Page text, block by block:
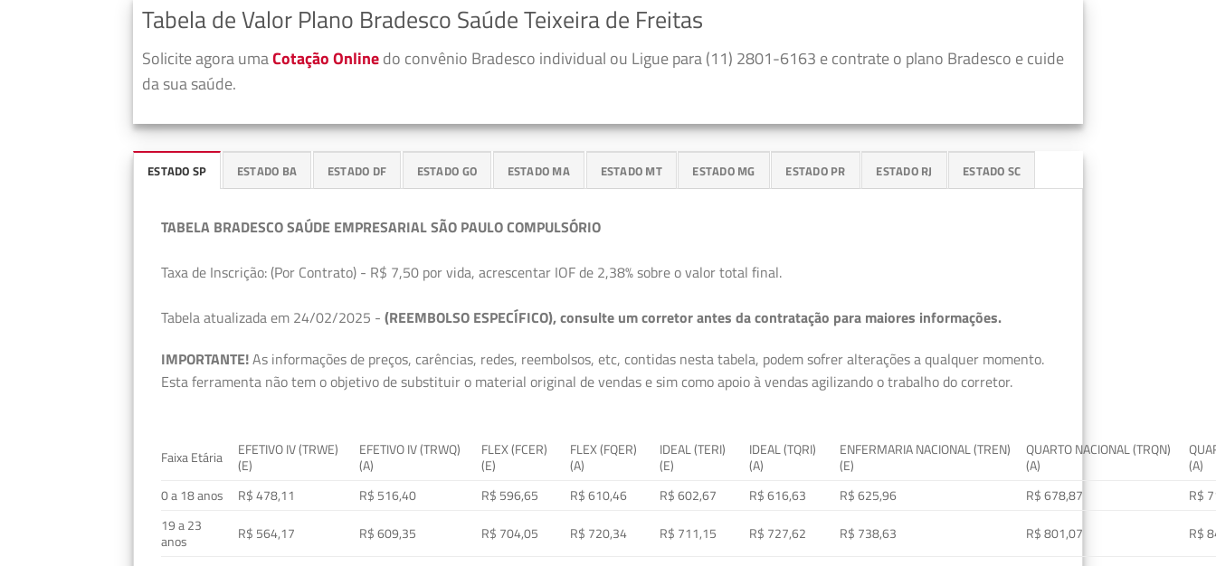
Tabela de Valor Plano Bradesco Saúde Teixeira de Freitas
Solicite agora umaCotação Onlinedo convênio Bradesco individual ou Ligue para (11) 2801-6163 e contrate o plano Bradesco e cuide
da sua saúde.
ESTADO SP ESTADO BA ESTADO DF ESTADO GO ESTADO MA ESTADO MT ESTADO MG ESTADO PR ESTADO RJ ESTADO SC
TABELA BRADESCO SAÚDE EMPRESARIAL SÃO PAULO COMPULSÓRIO
Taxa de Inscrição: (Por Contrato) - R$ 7,50 por vida, acrescentar IOF de 2,38% sobre o valor total final.
Tabela atualizada em 24/02/2025 - (REEMBOLSO ESPECÍFICO), consulte um corretor antes da contratação para maiores informações.
IMPORTANTE!As informações de preços, carências, redes, reembolsos, etc, contidas nesta tabela, podem sofrer alterações a qualquer momento.
Esta ferramenta não tem o objetivo de substituir o material original de vendas e sim como apoio à vendas agilizando o trabalho do corretor.
Faixa Etária
EFETIVO IV (TRWE)
(E)
EFETIVO IV (TRWQ)
(A)
FLEX (FCER)
(E)
FLEX (FQER)
(A)
IDEAL (TERI)
(E)
IDEAL (TQRI)
(A)
ENFERMARIA NACIONAL (TREN)
(E)
QUARTO NACIONAL (TRQN)
(A)
(A)
0 a 18 anos
R$ 478,11 R$ 516,40 R$ 596,65 R$ 610,46 R$ 602,67 R$ 616,63 R$ 625,96 R$ 678,87
R$
19 a 23
anos
R$ 564,17 R$ 609,35 R$ 704,05 R$ 720,34 R$ 711,15 R$ 727,62 R$ 738,63 R$ 801,07
R$